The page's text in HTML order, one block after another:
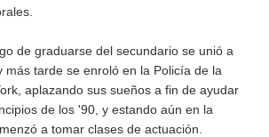
de graduarse del secundario se unió a
más tarde se enroló en la Policía de la
aplazando sus sueños a fin de ayudar
de los '90, y estando aún en la
a tomar clases de actuación.